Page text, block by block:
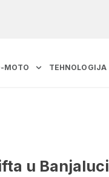
MOTO TEHNOLOGIJA
u Banjaluci